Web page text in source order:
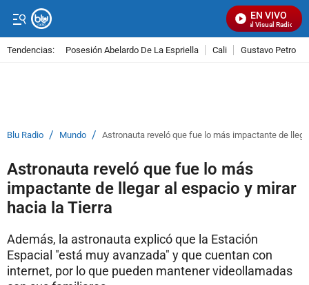
EN VIVO
Señal Visual Radio
Tendencias: Posesión Abelardo De La Espriella Cali Gustavo Petro
Blu Radio / Mundo / Astronauta reveló que fue lo más impactante de
Astronauta reveló que fue lo más
impactante de llegar al espacio y mirar
hacia la Tierra
Además, la astronauta explicó que la Estación
Espacial "está muy avanzada" y que cuentan con
internet, por lo que pueden mantener videollamadas